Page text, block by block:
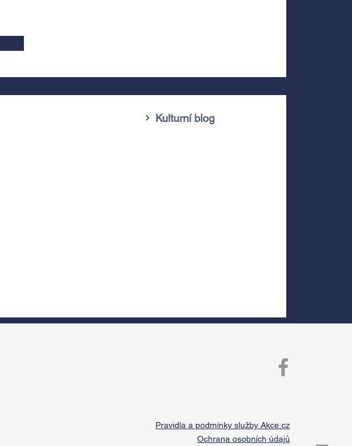
Kulturní blog
Pravidla a podmínky služby Akce.cz
Ochrana osobních údajů